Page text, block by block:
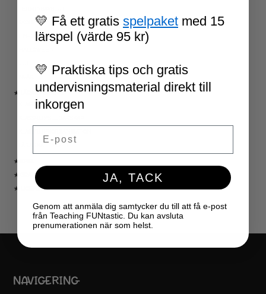
SKOLSTART
FN-DAGEN
★ LÄRARVERKTYG
KLASSRUMSDEKORATION
LÄRARKALENDER
★ SPEL
★ GRATIS
★ LICENSER
NAVIGERING
💛 Få ett gratis spelpaket med 15
lärspel (värde 95 kr)
💛 Praktiska tips och gratis
undervisningsmaterial direkt till
inkorgen
JA, TACK
Genom att anmäla dig samtycker du till att få e-post
från Teaching FUNtastic. Du kan avsluta
prenumerationen när som helst.